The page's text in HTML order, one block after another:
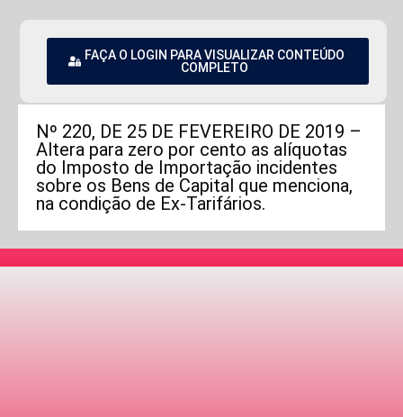
FAÇA O LOGIN PARA VISUALIZAR CONTEÚDO
COMPLETO
Nº 220, DE 25 DE FEVEREIRO DE 2019 –
Altera para zero por cento as alíquotas
do Imposto de Importação incidentes
sobre os Bens de Capital que menciona,
na condição de Ex-Tarifários.